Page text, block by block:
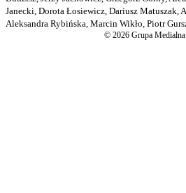
Janecki, Dorota Łosiewicz, Dariusz Matuszak,
Aleksandra Rybińska, Marcin Wikło, Piotr
© 2026 Grupa